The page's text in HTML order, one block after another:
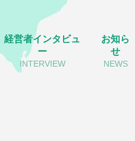
経営者インタビュ
ー
INTERVIEW
お知ら
せ
NEWS